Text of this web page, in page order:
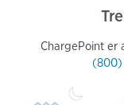
ChargePoint er
(800)